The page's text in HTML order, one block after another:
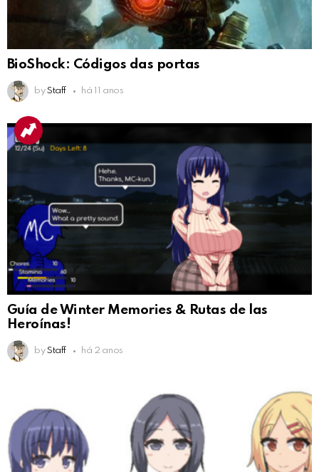
BioShock: Códigos das portas
by Staff há 11 anos
Guía de Winter Memories & Rutas de las
Heroínas!
by Staff há 2 anos